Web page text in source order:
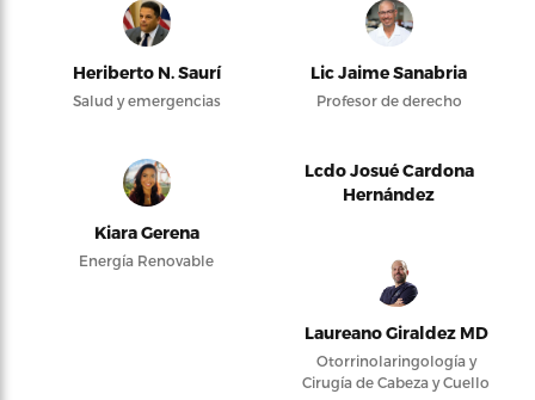
Heriberto N. Saurí
Salud y emergencias
Lic Jaime Sanabria
Profesor de derecho
Kiara Gerena
Energía Renovable
Lcdo Josué Cardona
Hernández
Laureano Giraldez MD
Otorrinolaringología y
Cirugía de Cabeza y Cuello